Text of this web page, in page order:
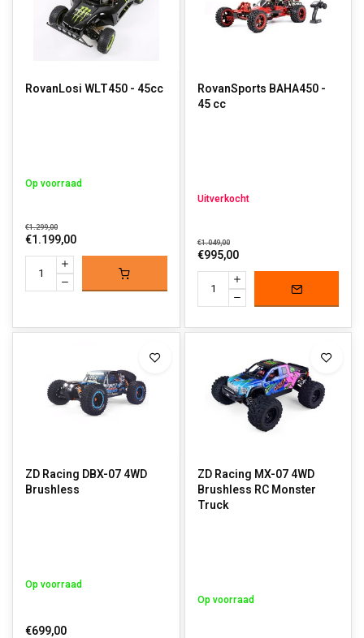
RovanLosi WLT450 - 45cc
Op voorraad
€1.299,00
€1.199,00
RovanSports BAHA450 -
45 cc
Uitverkocht
€1.049,00
€995,00
ZD Racing DBX-07 4WD
Brushless
Op voorraad
€699,00
ZD Racing MX-07 4WD
Brushless RC Monster
Truck
Op voorraad